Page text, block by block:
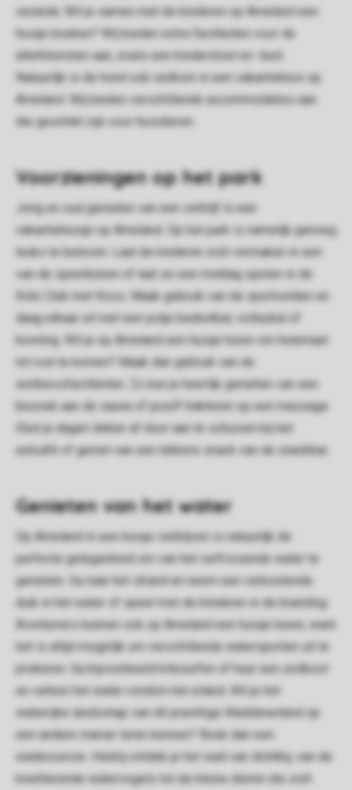
veranda. Wil je samen met de kinderen op Ameland een
huisje boeken? Wij bieden extra faciliteiten voor de
allerkleinsten aan, zoals een kinderstoel en -bed.
Natuurlijk is de hond ook welkom in een vakantiehuis op
Ameland. Wij bieden verschillende accommodaties aan
die geschikt zijn voor huisdieren.
Voorzieningen op het park
Jong en oud genieten van een verblijf in een
vakantiehuisje op Ameland. Op het park is namelijk genoeg
leuks te beleven. Laat de kinderen zich vermaken in een
van de speeltuinen of laat ze een middag spelen in de
Kids Club met Koos. Maak gebruik van de sportvelden en
daag elkaar uit met een potje basketbal, volleybal of
bowling. Wil je op Ameland een huisje huren om helemaal
tot rust te komen? Maak dan gebruik van de
wellnessfaciliteiten. Zo kun je heerlijk genieten van een
bezoek aan de sauna of jezelf trakteren op een massage.
Sluit je dagen lekker af door aan te schuiven bij het
eetcafé of geniet van een lekkere snack van de snackbar.
Genieten van het water
Op Ameland in een huisje verblijven is natuurlijk de
perfecte gelegenheid om van het verfrissende water te
genieten. Ga naar het strand en neem een verkoelende
duik in het water of speel met de kinderen in de branding.
Avonturiers kunnen ook op Ameland een huisje huren, want
het is altijd mogelijk om verschillende watersporten uit te
proberen. Ga bijvoorbeeld kitesurfen of huur een zeilboot
en verken het water rondom het eiland. Wil je het
waterrijke landschap van dit prachtige Waddeneiland op
een andere manier leren kennen? Boek dan een
wadexcursie. Hierbij ontdek je het wad van dichtbij, van de
kwetterende watervogels tot de kleine dieren die zich